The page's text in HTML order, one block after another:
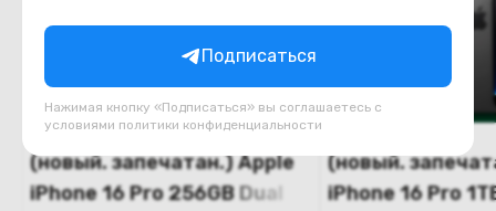
Подписаться
Нажимая кнопку «Подписаться» вы соглашаетесь с
условиями политики конфиденциальности
(новый. запечатан.) Apple
iPhone 16 Pro 256GB Dual
(новый.
iPhone 16 Pro